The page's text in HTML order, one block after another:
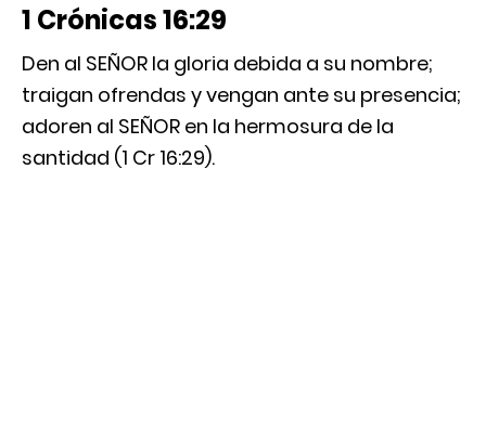
1 Crónicas 16:29
Den al SEÑOR la gloria debida a su nombre;
traigan ofrendas y vengan ante su presencia;
adoren al SEÑOR en la hermosura de la
santidad (1 Cr 16:29).